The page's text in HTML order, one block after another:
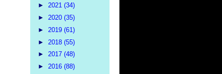
► 2021 (34)
► 2020 (35)
► 2019 (61)
► 2018 (55)
► 2017 (48)
► 2016 (88)